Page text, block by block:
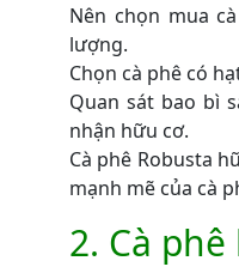
Nên chọn mua
lượng.
Chọn cà phê có
Quan sát bao bì
nhận hữu cơ.
Cà phê Robusta
mạnh mẽ của cà
2. Cà